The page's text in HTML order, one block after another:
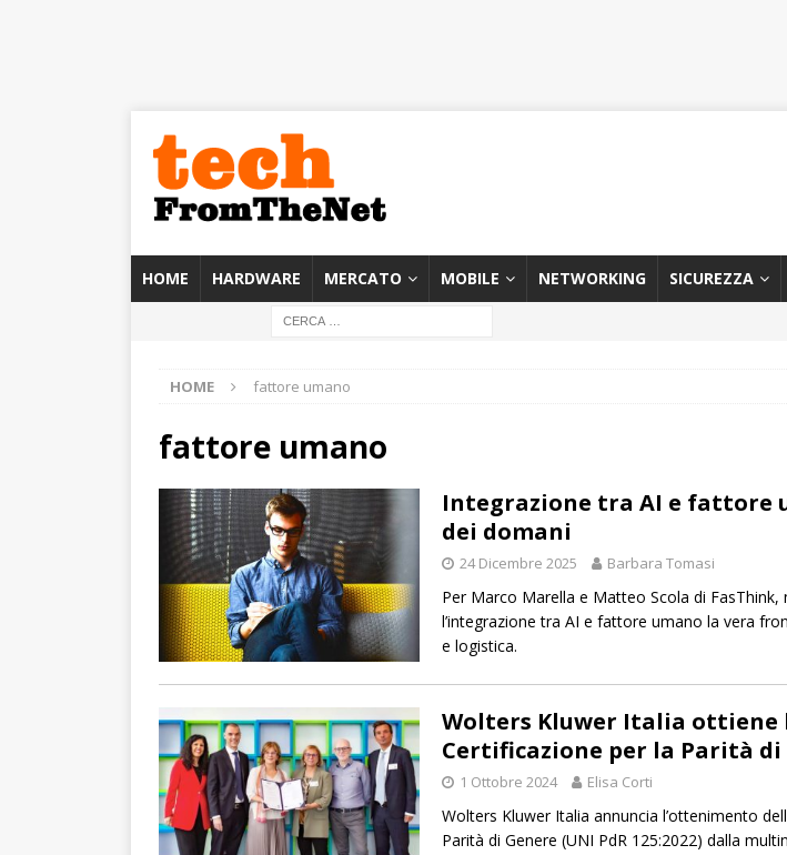
HOME HARDWARE MERCATO MOBILE NETWORKING SICUREZZA
HOME fattore umano
fattore umano
Integrazione tra AI e fattore
dei domani
24 Dicembre 2025 Barbara Tomasi
Per Marco Marella e Matteo Scola di FasThink,
l’integrazione tra AI e fattore umano la vera
e logistica.
Wolters Kluwer Italia ottiene
Certificazione per la Parità di
1 Ottobre 2024 Elisa Corti
Wolters Kluwer Italia annuncia l’ottenimento
Parità di Genere (UNI PdR 125:2022) dalla